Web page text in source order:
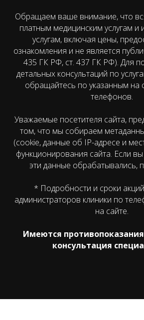
Обращаем ваше внимание, что
платным медицинским услугам
услугам, включая цены,
ознакомления и не является
435 ГК РФ, cт. 437 ГК РФ). Для
детальных консультаций по
обращайтесь по указанным на
телефонов.
Уважаемые посетителя сайта,
том, что мы собираем
(cookie, данные об IP-адресе и
функционирования сайта. Если
эти данные обрабатывались,
* Подробности и сроки
администраторов клиники по
на сайте.
Имеются
консультация